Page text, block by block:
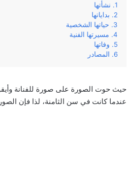
نشأتها
بداياتها
حياتها الشخصية
مسيرتها الفنية
وفاتها
المصادر
حيث حوت الصورة على صورة للفنانة
عندما كانت في سن الثامنة، لذا فإن